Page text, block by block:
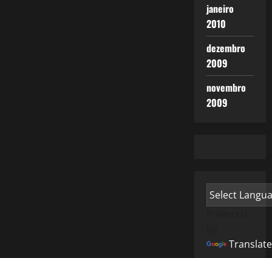
janeiro
2010
dezembro
2009
novembro
2009
Translate